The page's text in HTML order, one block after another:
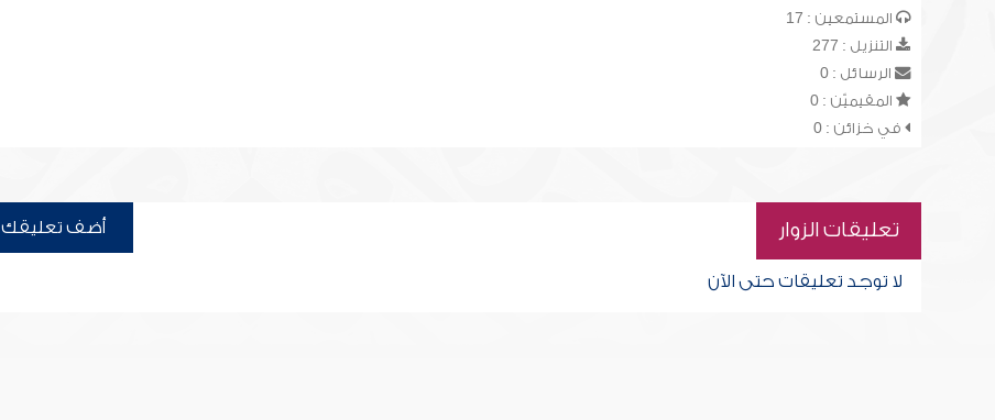
المستمعين : 17
التنزيل : 277
الرسائل : 0
المقيميّن : 0
في خزائن : 0
تعليقات الزوار أضف تعليقك
لا توجد تعليقات حتى الآن